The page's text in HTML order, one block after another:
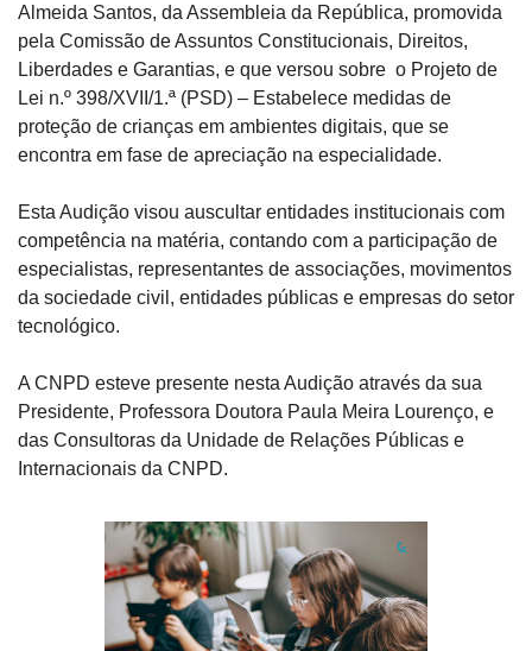
Almeida Santos, da Assembleia da República, promovida
pela Comissão de Assuntos Constitucionais, Direitos,
Liberdades e Garantias, e que versou sobre  o Projeto de
Lei n.º 398/XVII/1.ª (PSD) – Estabelece medidas de
proteção de crianças em ambientes digitais, que se
encontra em fase de apreciação na especialidade.
Esta Audição visou auscultar entidades institucionais com
competência na matéria, contando com a participação de
especialistas, representantes de associações, movimentos
da sociedade civil, entidades públicas e empresas do setor
tecnológico.
A CNPD esteve presente nesta Audição através da sua
Presidente, Professora Doutora Paula Meira Lourenço, e
das Consultoras da Unidade de Relações Públicas e
Internacionais da CNPD.